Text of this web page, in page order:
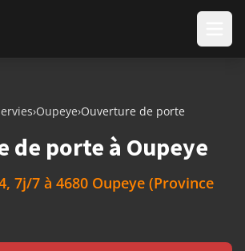
›Oupeye›Ouverture de porte
de porte à Oupeye
7j/7 à 4680 Oupeye (Province